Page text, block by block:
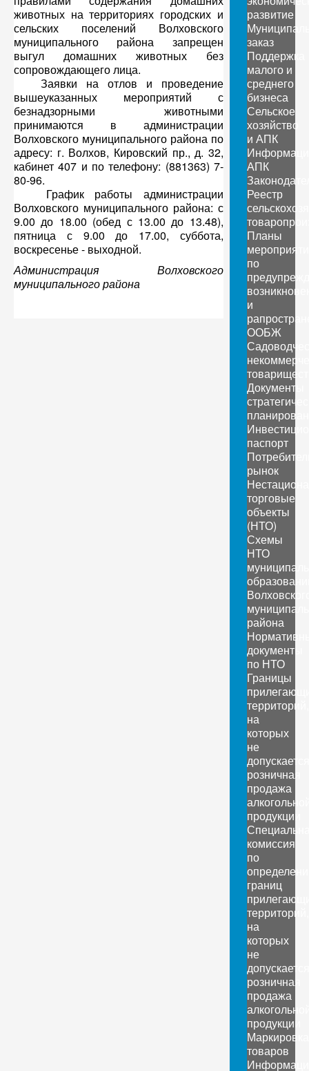
животных на территориях городских и
сельских поселений Волховского
муниципального района запрещен
выгул домашних животных без
сопровождающего лица.
Заявки на отлов и проведение
вышеуказанных мероприятий с
безнадзорными животными
принимаются в администрации
Волховского муниципального района по
адресу: г. Волхов, Кировский пр., д. 32,
кабинет 407 и по телефону: (881363) 7-
80-96.
График работы администрации
Волховского муниципального района: с
9.00 до 18.00 (обед с 13.00 до 13.48),
пятница с 9.00 до 17.00, суббота,
воскресенье - выходной.
Администрация Волховского
муниципального района
развитие
заказ
Поддержка
малого и
среднего
бизнеса
Сельское
хозяйство
и АПК
АПК
Реестр
Планы
по
и
ООБЖ
Документы
паспорт
рынок
торговые
объекты
(НТО)
Схемы
НТО
района
документы
по НТО
Границы
территорий,
на
которых
не
допускается
розничная
продажа
продукции
комиссия
по
границ
территорий,
на
которых
не
допускается
розничная
продажа
продукции
Маркировка
товаров